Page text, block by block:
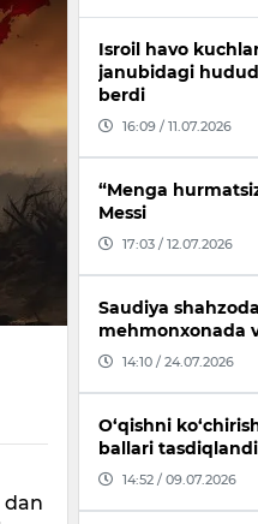
dan
Isroil havo
janubidagi
berdi
16:09 / 11.07.2026
“Menga
Messi
17:03 / 12.07.2026
Saudiya
mehmonxonada
14:10 / 24.07.2026
O‘qishni
ballari tasdiqlandi
14:52 / 09.07.2026